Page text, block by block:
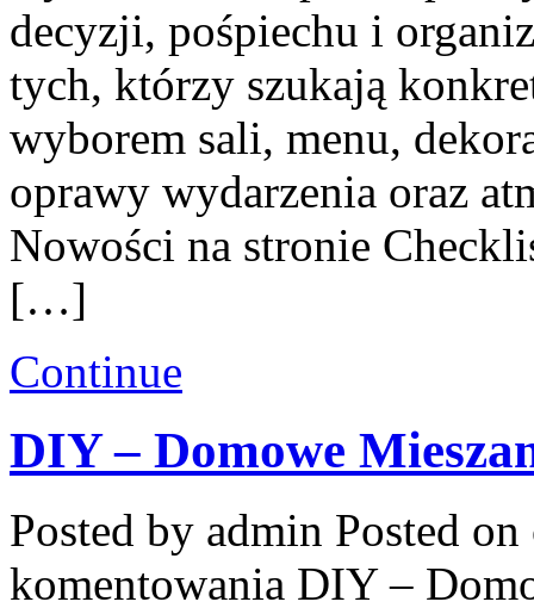
decyzji, pośpiechu i
tych, którzy szukają
wyborem sali, menu,
oprawy wydarzenia oraz
Nowości na stronie
[…]
Continue
DIY – Domowe
Posted by admin Posted
komentowania DIY –